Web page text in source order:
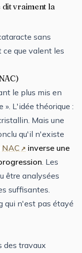
dit vraiment la
sans
que valent les
le plus mis en
L'idée théorique :
Mais une
qu'il n'existe
NAC
inverse une
. Les
être analysées
suffisantes.
qui n'est pas étayé
des travaux